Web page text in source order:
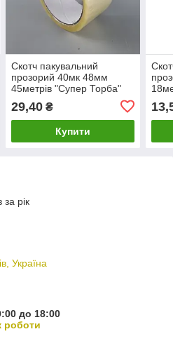
Скотч пакувальний
прозорий 40мк 48мм
45метрів "Супер Торба"
29,40₴
Купити
за рік
Україна
до 18:00
роботи